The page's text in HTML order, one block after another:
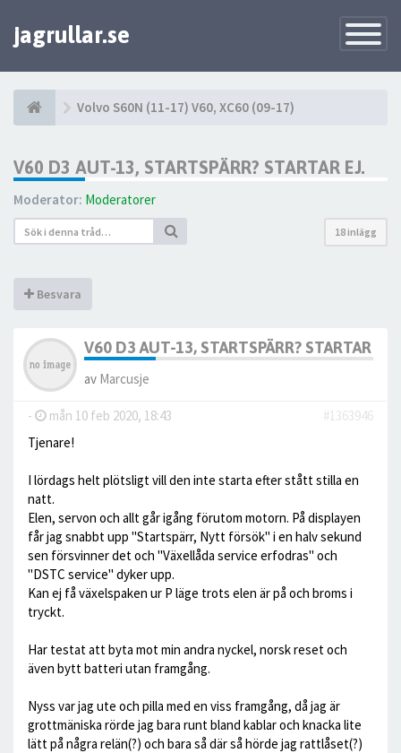
Toggle
jagrullar.se
Volvo S60N (11-17) V60, XC60 (09-17)
V60 D3 AUT-13, STARTSPÄRR? STARTAR EJ.
Moderator: Moderatorer
18 inlägg
Besvara
V60 D3 AUT-13, STARTSPÄRR? STARTAR EJ.
av Marcusje
- mån 10 feb 2020, 18:43
#1363946
Tjenare!
I lördags helt plötsligt vill den inte starta efter stått stilla en
natt.
Elen, servon och allt går igång förutom motorn. På displayen
får jag snabbt upp "Startspärr, Nytt försök" i en halv sekund
sen försvinner det och "Växellåda service erfodras" och
"DSTC service" dyker upp.
Kan ej få växelspaken ur P läge trots elen är på och broms i
tryckt.
Har testat att byta mot min andra nyckel, norsk reset och
även bytt batteri utan framgång.
Nyss var jag ute och pilla med en viss framgång, då jag är
grottmäniska rörde jag bara runt bland kablar och knacka lite
lätt på några relän(?) och bara så där så hörde jag rattlåset(?)